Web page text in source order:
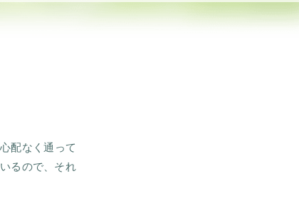
配なく通って
るので、それ